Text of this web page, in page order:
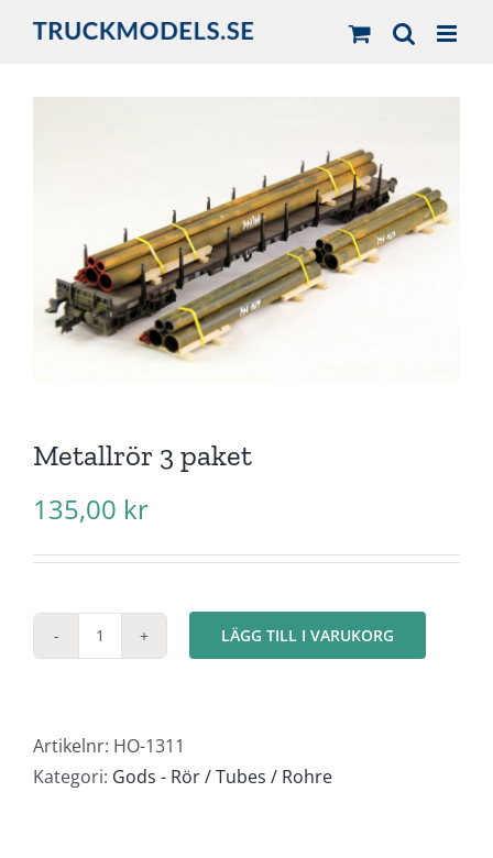
Metallrör 3 paket
135,00 kr
Metallrör
mängd
LÄGG TILL I VARUKORG
Artikelnr: HO-1311
Kategori: Gods - Rör / Tubes / Rohre